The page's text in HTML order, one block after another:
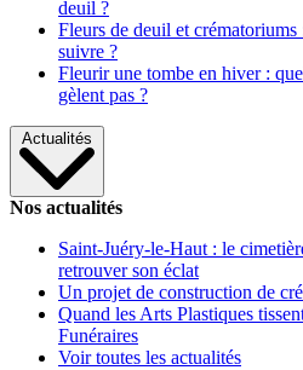
deuil ?
Fleurs de deuil et crématoriums
suivre ?
Fleurir une tombe en hiver :
gèlent pas ?
Actualités
Nos actualités
Saint-Juéry-le-Haut : le
retrouver son éclat
Un projet de construction de
Quand les Arts Plastiques
Funéraires
Voir toutes les actualités